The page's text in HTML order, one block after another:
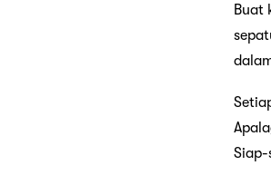
Buat
Siap-